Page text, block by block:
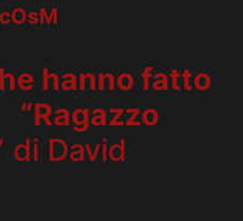
hanno fatto
“Ragazzo
di David